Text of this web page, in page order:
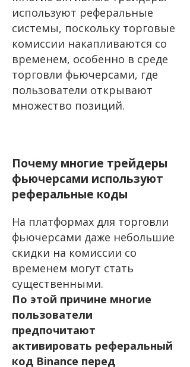
используют реферальные
системы, поскольку торговые
комиссии накапливаются со
временем, особенно в среде
торговли фьючерсами, где
пользователи открывают
множество позиций.
Почему многие трейдеры
фьючерсами используют
реферальные коды
На платформах для торговли
фьючерсами даже небольшие
скидки на комиссии со
временем могут стать
существенными.
По этой причине многие
пользователи
предпочитают
активировать реферальный
код Binance перед